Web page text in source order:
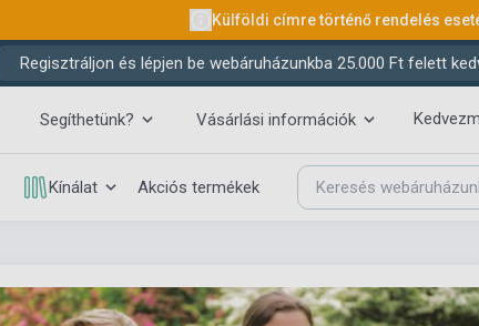
Külföldi címre történő rendelés
Regisztráljon és lépjen be webáruházunkba 25.000 Ft felett
Segíthetünk? Vásárlási információk
Kínálat Akciós termékek